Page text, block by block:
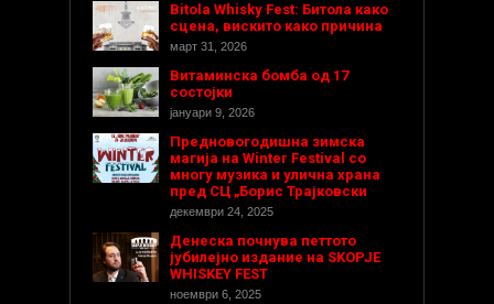
Bitola Whisky Fest: Битола како
сцена, вискито како причина
март 31, 2026
Витаминска бомба од 17
состојки
јануари 9, 2026
Предновогодишнa зимска
магија на Winter Festival со
многу музика и улична храна
пред СЦ „Борис Трајковски
декември 24, 2025
Денеска почнува петтото
јубилејно издание на SKOPJE
WHISKEY FEST
ноември 6, 2025